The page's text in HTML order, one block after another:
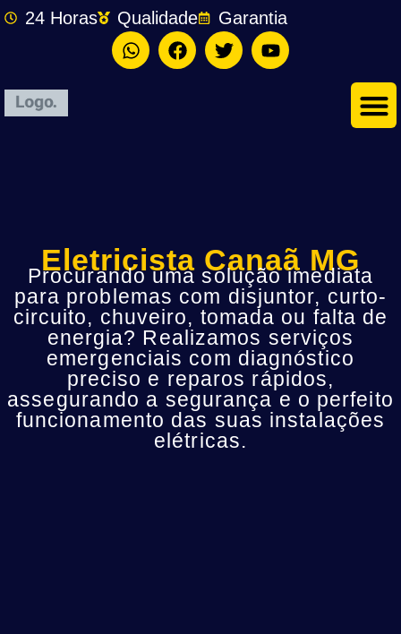
24 Horas Qualidade Garantia
Eletricista Canaã MG
Procurando uma solução imediata
para problemas com disjuntor, curto-
circuito, chuveiro, tomada ou falta de
energia? Realizamos serviços
emergenciais com diagnóstico
preciso e reparos rápidos,
assegurando a segurança e o perfeito
funcionamento das suas instalações
elétricas.